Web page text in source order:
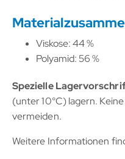
Viskose: 44 %
Polyamid: 56 %
Spezielle
(unter 10°C) lagern.
vermeiden.
Weitere Informationen